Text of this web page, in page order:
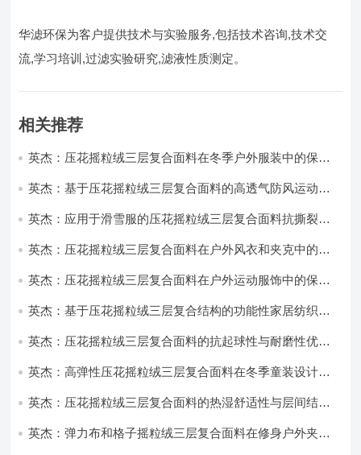
华滤环保为客户提供技术与实验服务,包括技术咨询,技术交
流,学习培训,过滤实验研究,滤液性质测定。
相关推荐
英杰：压花摇粒绒三层复合面料在冬季户外服装中的保暖
英杰：基于压花摇粒绒三层复合面料的高透气防风运动服
英杰：应用于滑雪服的压花摇粒绒三层复合面料抗撕裂与
英杰：压花摇粒绒三层复合面料在户外风衣和夹克中的应
英杰：压花摇粒绒三层复合面料在户外运动服饰中的保暖
英杰：基于压花摇粒绒三层复合结构的功能性家居纺织品
英杰：压花摇粒绒三层复合面料的抗起球性与耐磨性优化
英杰：高弹性压花摇粒绒三层复合面料在冬季童装设计中
英杰：压花摇粒绒三层复合面料的热湿舒适性与层间结合
英杰：弹力布和格子摇粒绒三层复合面料在修身户外夹克